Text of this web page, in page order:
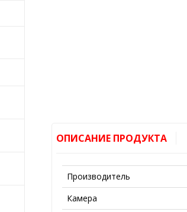
ОПИСАНИЕ ПРОДУКТА
Производитель
Камера